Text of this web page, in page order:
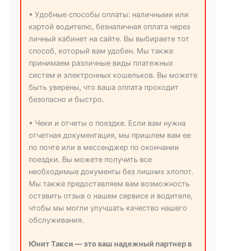
• Удобные способы оплаты: наличными или
картой водителю, безналичная оплата через
личный кабинет на сайте. Вы выбираете тот
способ, который вам удобен. Мы также
принимаем различные виды платежных
систем и электронных кошельков. Вы можете
быть уверены, что ваша оплата проходит
безопасно и быстро.
• Чеки и отчеты о поездке. Если вам нужна
отчетная документация, мы пришлем вам ее
по почте или в мессенджер по окончании
поездки. Вы можете получить все
необходимые документы без лишних хлопот.
Мы также предоставляем вам возможность
оставить отзыв о нашем сервисе и водителе,
чтобы мы могли улучшать качество нашего
обслуживания.
Юнит Такси — это ваш надежный партнер в